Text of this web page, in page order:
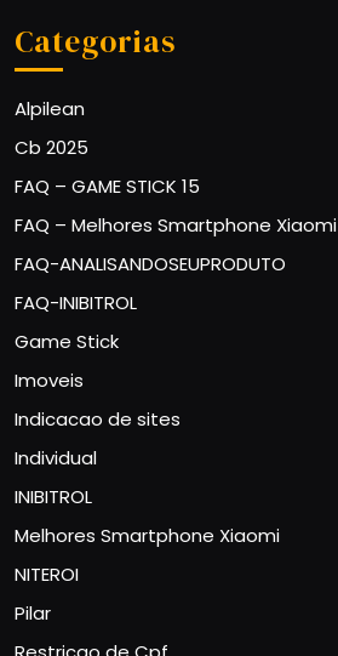
Categorias
Alpilean
Cb 2025
FAQ – GAME STICK 15
FAQ – Melhores Smartphone Xiaomi
FAQ-ANALISANDOSEUPRODUTO
FAQ-INIBITROL
Game Stick
Imoveis
Indicacao de sites
Individual
INIBITROL
Melhores Smartphone Xiaomi
NITEROI
Pilar